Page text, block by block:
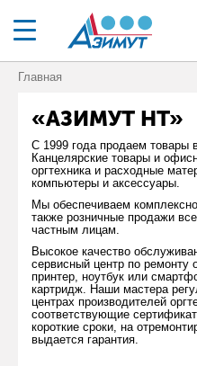
Главная
«АЗИМУТ НТ»
С 1999 года продаем товары
Канцелярские товары и
оргтехника и расходные
компьютеры и аксессуары.
Мы обеспечиваем
также розничные продажи
частным лицам.
Высокое качество
сервисный центр по ремонту
принтер, ноутбук или
картридж. Наши мастера
центрах производителей
соответствующие
короткие сроки, на
выдается гарантия.